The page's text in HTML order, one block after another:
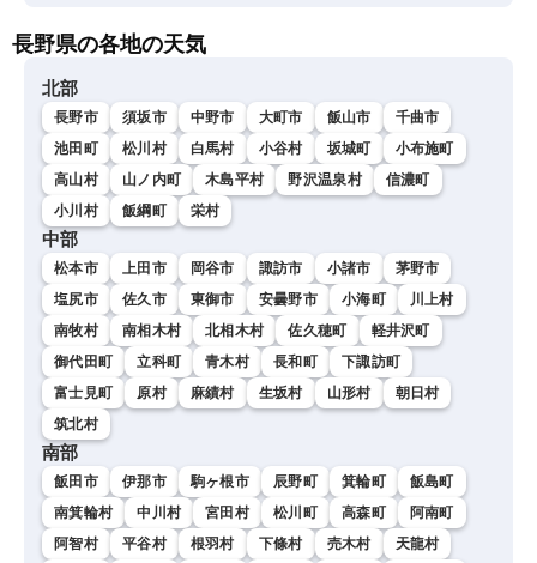
長野県の各地の天気
北部
長野市 須坂市 中野市 大町市 飯山市
千曲市
池田町
松川村 白馬村 小谷村 坂城町
小布施町
高山村
山ノ内町 木島平村 野沢温泉村
信濃町
小川村
飯綱町 栄村
中部
松本市 上田市 岡谷市 諏訪市 小諸市
茅野市
塩尻市
佐久市 東御市 安曇野市 小海町
川上村
南牧村
南相木村 北相木村 佐久穂町
軽井沢町
御代田町
立科町 青木村 長和町
下諏訪町
富士見町
原村 麻績村 生坂村 山形村
朝日村
筑北村
南部
飯田市 伊那市 駒ヶ根市 辰野町 箕輪町
飯島町
南箕輪村
中川村 宮田村 松川町 高森町
阿南町
阿智村
平谷村 根羽村 下條村 売木村
天龍村